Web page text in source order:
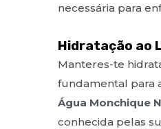
necessária para
Hidratação ao
Manteres-te
fundamental para
Água Monchique
conhecida pelas